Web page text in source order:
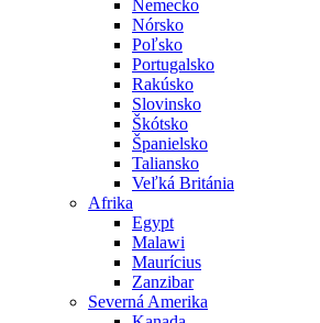
Nemecko
Nórsko
Poľsko
Portugalsko
Rakúsko
Slovinsko
Škótsko
Španielsko
Taliansko
Veľká Británia
Afrika
Egypt
Malawi
Maurícius
Zanzibar
Severná Amerika